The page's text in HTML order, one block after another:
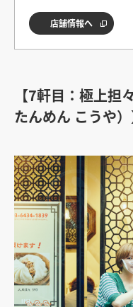
店舗情報へ
【7軒目：極上担
たんめん こうや）